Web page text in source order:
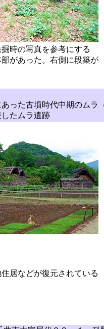
時の写真を参考にする
があった。右側に段築が
った古墳時代中期のム
たムラ遺跡
居などが復元されている